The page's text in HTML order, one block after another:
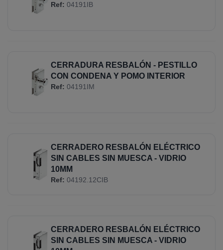
Ref: 04191IB
CERRADURA RESBALÓN - PESTILLO
CON CONDENA Y POMO INTERIOR
Ref: 04191IM
CERRADERO RESBALÓN ELÉCTRICO
SIN CABLES SIN MUESCA - VIDRIO
10MM
Ref: 04192.12CIB
CERRADERO RESBALÓN ELÉCTRICO
SIN CABLES SIN MUESCA - VIDRIO